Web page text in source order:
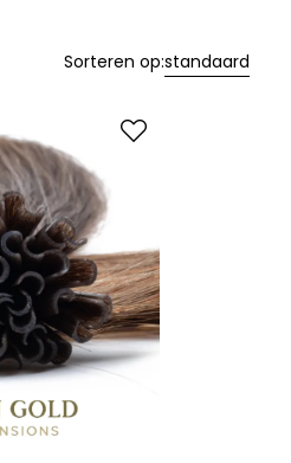
Sorteren op:standaard